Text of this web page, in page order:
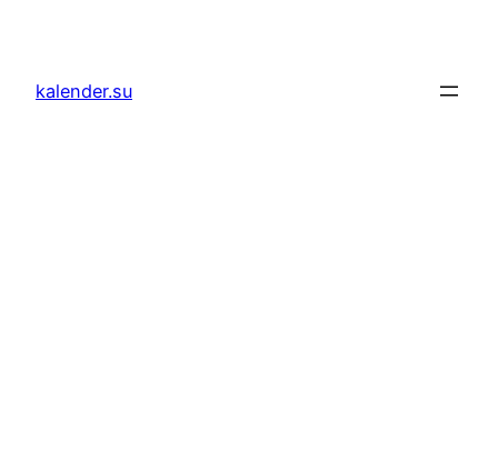
springen
kalender.su